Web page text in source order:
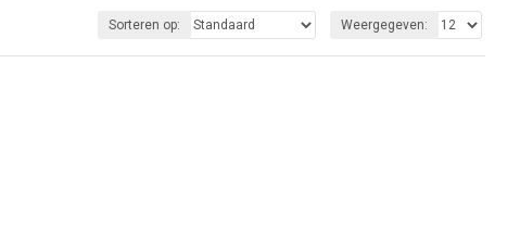
Sorteren op: Weergegeven: